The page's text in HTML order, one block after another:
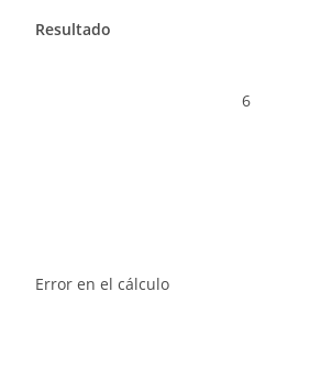
Resultado
6
Error en el cálculo